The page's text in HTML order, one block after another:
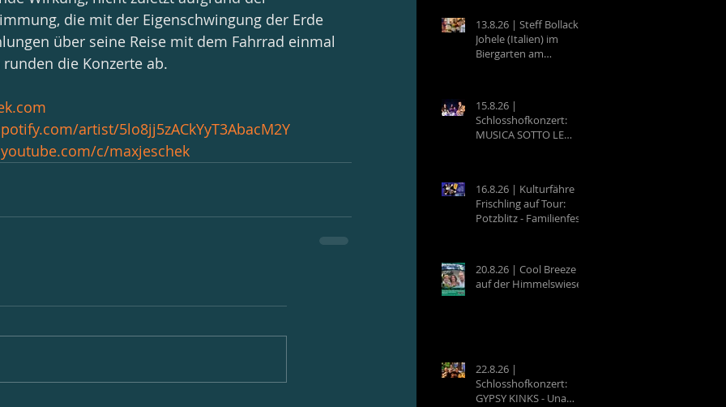
die mit der Eigenschwingung der Erde
über seine Reise mit dem Fahrrad einmal
die Konzerte ab.
artist/5lo8jj5zACkYyT3AbacM2Y
c/maxjeschek
13.8.26 | Steff Bollack &
Johele (Italien) im
Biergarten am
15.8.26 |
Schlosshofkonzert:
MUSICA SOTTO LE
16.8.26 | Kulturfähre
Frischling auf Tour:
Potzblitz - Familienfest
20.8.26 | Cool Breeze
auf der Himmelswiese
22.8.26 |
Schlosshofkonzert:
GYPSY KINKS - Una